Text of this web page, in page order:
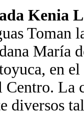
Kenia
Toman
María
en
Centro.
diversos